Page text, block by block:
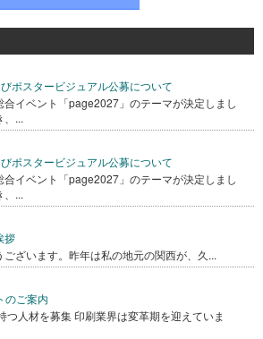
ポスタービジュアル公募について
イベント「page2027」のテーマが決定しまし
、...
ポスタービジュアル公募について
イベント「page2027」のテーマが決定しまし
、...
拶
ざいます。昨年は私の地元の関西が、久...
のご案内
つ人材を募集 印刷業界は変革期を迎えていま